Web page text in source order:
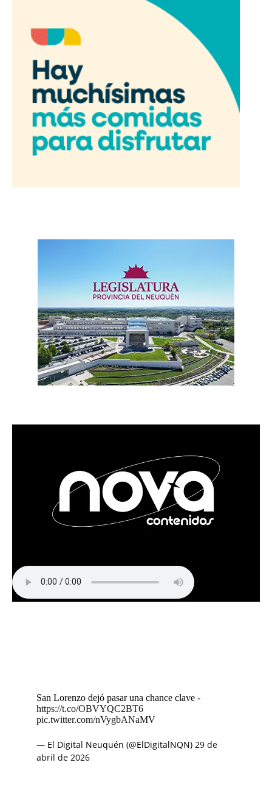
San Lorenzo dejó pasar una chance clave -
https://t.co/OBVYQC2BT6
pic.twitter.com/nVygbANaMV
— El Digital Neuquén (@ElDigitalNQN) 29 de
abril de 2026